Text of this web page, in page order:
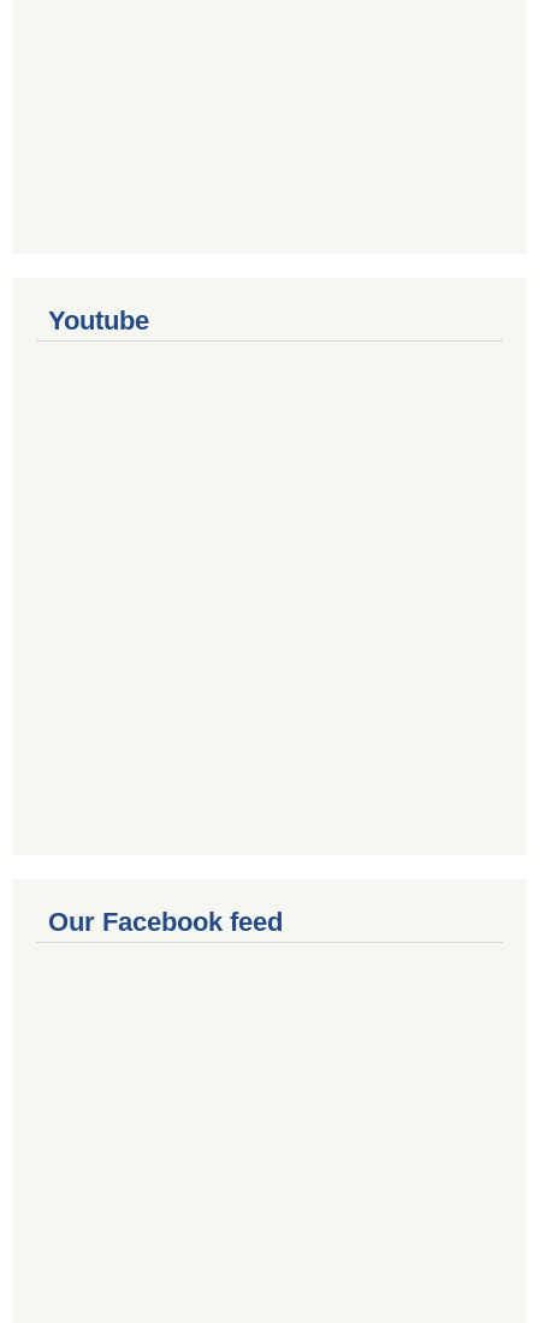
Youtube
Our Facebook feed